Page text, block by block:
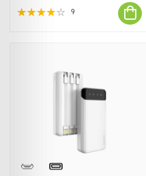
9